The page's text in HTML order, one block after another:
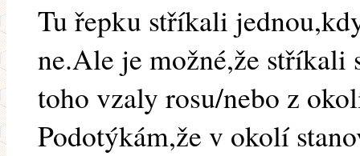
Tu řepku stříkali
ne.Ale je možné,že
toho vzaly rosu/nebo z
Podotýkám,že v okolí